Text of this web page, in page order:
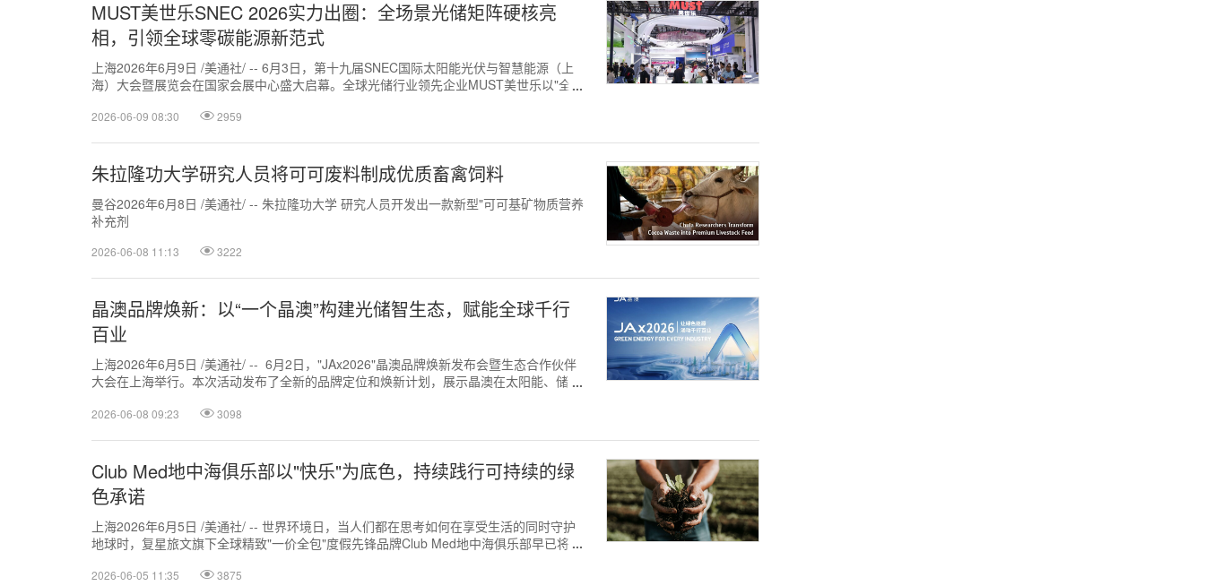
MUST美世乐SNEC 2026实力出圈：全场景光储矩阵硬核亮
相，引领全球零碳能源新范式
上海2026年6月9日 /美通社/ -- 6月3日，第十九届SNEC国际太阳能光伏与智慧能源（上
海）大会暨展览会在国家会展中心盛大启幕。全球光储行业领先企业MUST美世乐以"全场
2026-06-09 08:30 2959
朱拉隆功大学研究人员将可可废料制成优质畜禽饲料
曼谷2026年6月8日 /美通社/ -- 朱拉隆功大学 研究人员开发出一款新型"可可基矿物质营养
补充剂
2026-06-08 11:13 3222
晶澳品牌焕新：以“一个晶澳”构建光储智生态，赋能全球千行
百业
上海2026年6月5日 /美通社/ -- 6月2日，"JAx2026"晶澳品牌焕新发布会暨生态合作伙伴
大会在上海举行。本次活动发布了全新的品牌定位和焕新计划，展示晶澳在太阳能、储能
2026-06-08 09:23 3098
Club Med地中海俱乐部以"快乐"为底色，持续践行可持续的绿
色承诺
上海2026年6月5日 /美通社/ -- 世界环境日，当人们都在思考如何在享受生活的同时守护
地球时，复星旅文旗下全球精致"一价全包"度假先锋品牌Club Med地中海俱乐部早已将这
2026-06-05 11:35 3875